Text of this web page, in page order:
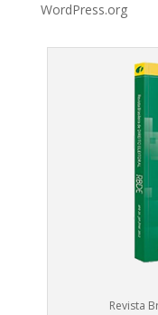
WordPress.org
Revista